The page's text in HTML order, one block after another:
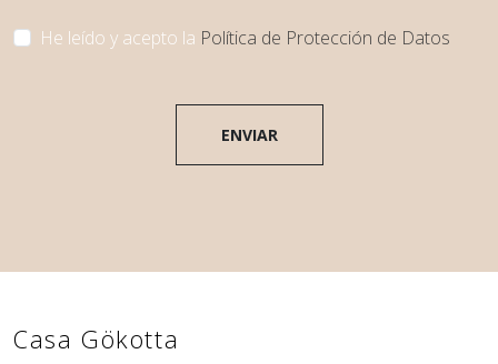
He leído y acepto la Política de Protección de Datos
ENVIAR
Casa Gökotta